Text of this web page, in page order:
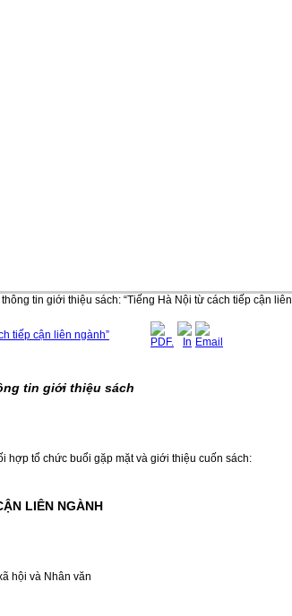
tin giới thiệu sách: “Tiếng Hà Nội từ cách tiếp cận liên
tiếp cận liên ngành”
tin giới thiệu sách
hợp tổ chức buổi gặp mặt và giới thiệu cuốn sách:
LIÊN NGÀNH
hội và Nhân văn